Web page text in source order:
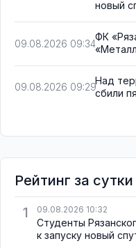
новый
09.08.2026 09:34
ФК
09.08.2026 09:29
Над
сбили
Рейтинг за сутки
1
09.08.2026 10:32
Студенты
к запуску новый